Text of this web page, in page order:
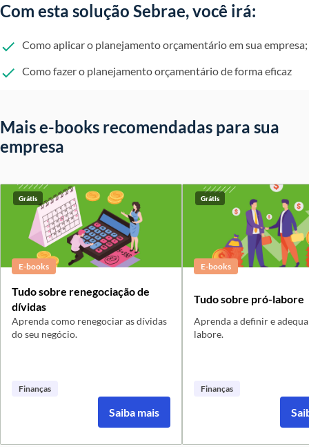
Com esta solução Sebrae, você irá:
Como aplicar o planejamento orçamentário em sua empresa;
Como fazer o planejamento orçamentário de forma eficaz
Mais e-books recomendadas para sua
empresa
Grátis
E-books
Tudo sobre renegociação de
dívidas
Aprenda como renegociar as dívidas
do seu negócio.
Finanças
Saiba mais
Grátis
E-books
Tudo sobre pró-labore
Aprenda a definir e
labore.
Finanças